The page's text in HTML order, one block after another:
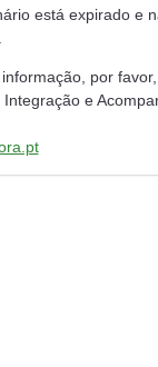
está expirado e
por
Integração e